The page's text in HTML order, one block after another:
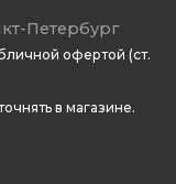
Петербург
офертой (ст.
в магазине.